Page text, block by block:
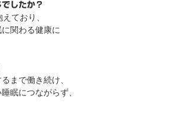
したか？
ており、
関わる健康に
まで働き続け、
眠につながらず、